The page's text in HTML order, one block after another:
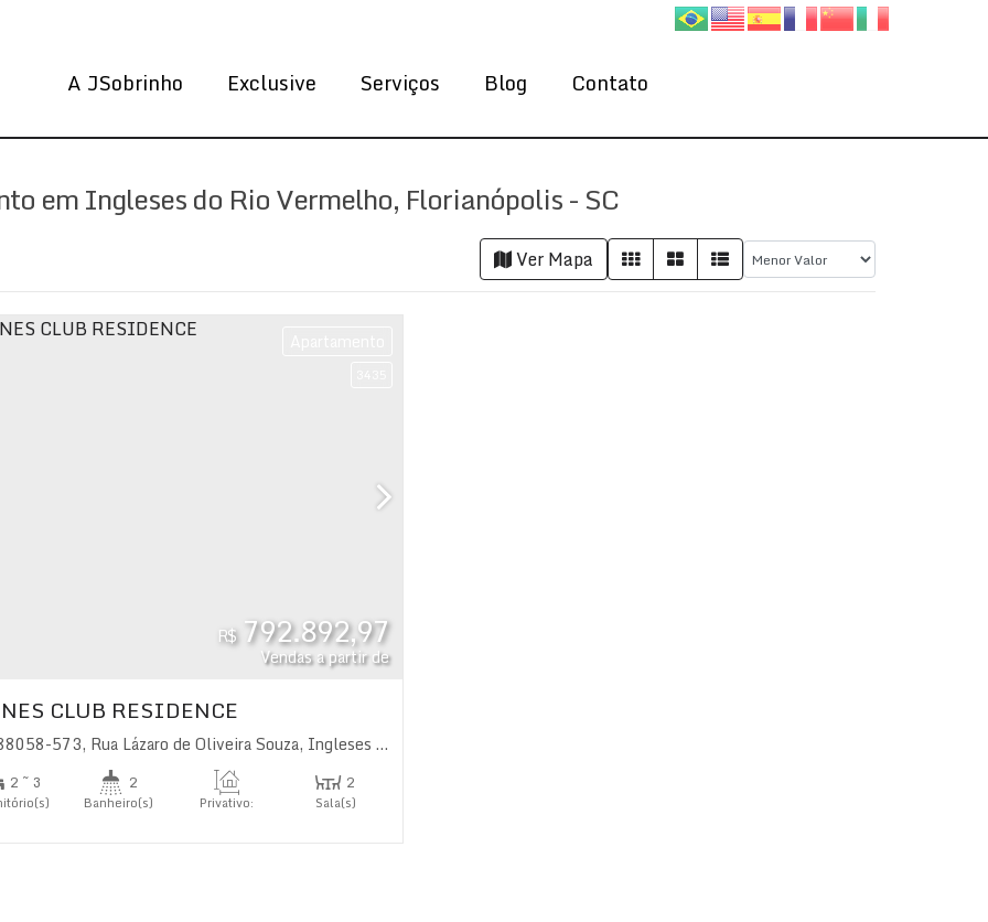
Contato
Blog
Serviços
Exclusive
A JSobrinho
em Ingleses do Rio Vermelho, Florianópolis - SC
Ver Mapa
R$792.892,97
Vendas a partir de
CLUB RESIDENCE
573, Rua Lázaro de Oliveira Souza, Ingleses do Rio Vermelho
2 ~ 3 2
Banheiro(s) Privativo:
2
Sala(s)